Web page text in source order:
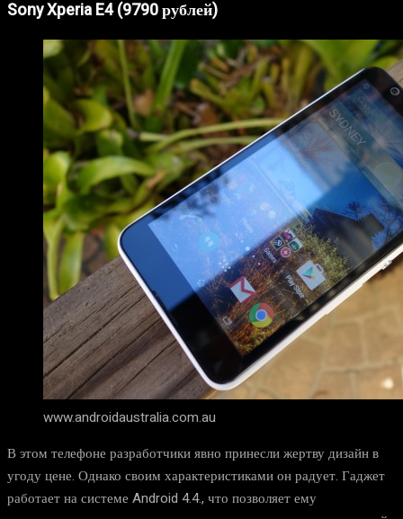
Sony Xperia E4 (9790 рублей)
www.androidaustralia.com.au
В этом телефоне разработчики явно принесли жертву дизайн в
угоду цене. Однако своим характеристиками он радует. Гаджет
работает на системе Android 4.4., что позволяет ему